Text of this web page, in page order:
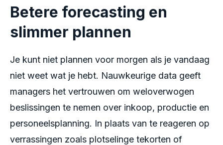
Betere forecasting en
slimmer plannen
Je kunt niet plannen voor morgen als je vandaag
niet weet wat je hebt. Nauwkeurige data geeft
managers het vertrouwen om weloverwogen
beslissingen te nemen over inkoop, productie en
personeelsplanning. In plaats van te reageren op
verrassingen zoals plotselinge tekorten of